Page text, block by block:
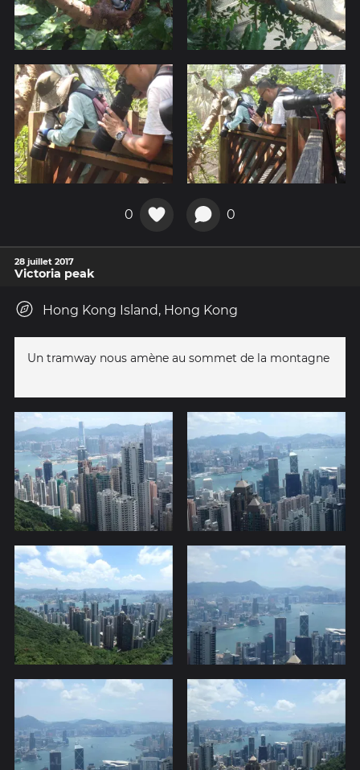
0 0
28 juillet 2017
Victoria peak
Hong Kong Island, Hong Kong
Un tramway nous amène au sommet de la montagne